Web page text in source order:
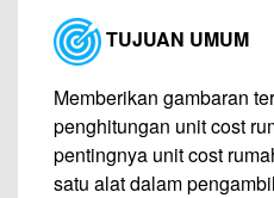
TUJUAN UMUM
Memberikan gambaran
penghitungan unit cost
pentingnya unit cost
satu alat dalam